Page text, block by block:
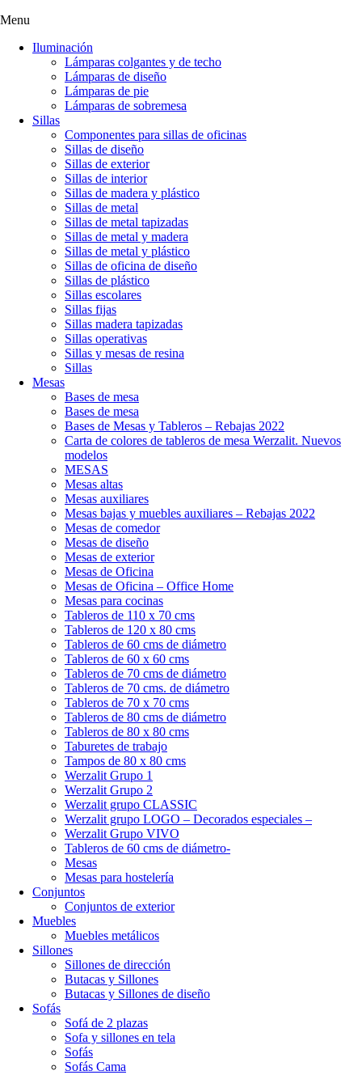
Menu
Iluminación
Lámparas colgantes y de techo
Lámparas de diseño
Lámparas de pie
Lámparas de sobremesa
Sillas
Componentes para sillas de oficinas
Sillas de diseño
Sillas de exterior
Sillas de interior
Sillas de madera y plástico
Sillas de metal
Sillas de metal tapizadas
Sillas de metal y madera
Sillas de metal y plástico
Sillas de oficina de diseño
Sillas de plástico
Sillas escolares
Sillas fijas
Sillas madera tapizadas
Sillas operativas
Sillas y mesas de resina
Sillas
Mesas
Bases de mesa
Bases de mesa
Bases de Mesas y Tableros – Rebajas 2022
Carta de colores de tableros de mesa Werzalit. Nuevos
modelos
MESAS
Mesas altas
Mesas auxiliares
Mesas bajas y muebles auxiliares – Rebajas 2022
Mesas de comedor
Mesas de diseño
Mesas de exterior
Mesas de Oficina
Mesas de Oficina – Office Home
Mesas para cocinas
Tableros de 110 x 70 cms
Tableros de 120 x 80 cms
Tableros de 60 cms de diámetro
Tableros de 60 x 60 cms
Tableros de 70 cms de diámetro
Tableros de 70 cms. de diámetro
Tableros de 70 x 70 cms
Tableros de 80 cms de diámetro
Tableros de 80 x 80 cms
Taburetes de trabajo
Tampos de 80 x 80 cms
Werzalit Grupo 1
Werzalit Grupo 2
Werzalit grupo CLASSIC
Werzalit grupo LOGO – Decorados especiales –
Werzalit Grupo VIVO
Tableros de 60 cms de diámetro-
Mesas
Mesas para hostelería
Conjuntos
Conjuntos de exterior
Muebles
Muebles metálicos
Sillones
Sillones de dirección
Butacas y Sillones
Butacas y Sillones de diseño
Sofás
Sofá de 2 plazas
Sofa y sillones en tela
Sofás
Sofás Cama